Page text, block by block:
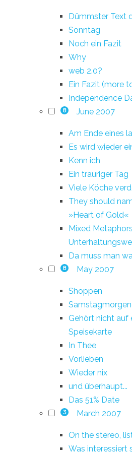
Dümmster Text
Sonntag
Noch ein Fazit
Why
web 2.0?
Ein Fazit (more
Independence
8 June 2007
Am Ende eines
Es wird wieder
Kenn ich
Ein trauriger Tag
Viele Köche
They should
»Heart of Gold«
Mixed
Da muss man
8 May 2007
Shoppen
Gehört nicht auf
Speisekarte
In Thee
Vorlieben
Wieder nix
und überhaupt...
Das 51% Date
3 March 2007
On the stereo,
Was interessiert